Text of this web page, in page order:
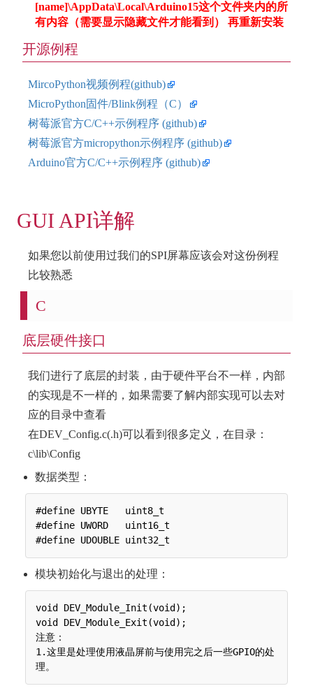
[name]\AppData\Local\Arduino15这个文件夹内的所
有内容（需要显示隐藏文件才能看到） 再重新安装
开源例程
MircoPython视频例程(github)
MicroPython固件/Blink例程（C）
树莓派官方C/C++示例程序 (github)
树莓派官方micropython示例程序 (github)
Arduino官方C/C++示例程序 (github)
GUI API详解
如果您以前使用过我们的SPI屏幕应该会对这份例程
比较熟悉
C
底层硬件接口
我们进行了底层的封装，由于硬件平台不一样，内部
的实现是不一样的，如果需要了解内部实现可以去对
应的目录中查看
在DEV_Config.c(.h)可以看到很多定义，在目录：
c\lib\Config
数据类型：
#define UBYTE   uint8_t
#define UWORD   uint16_t
模块初始化与退出的处理：
void DEV_Module_Init(void);
void DEV_Module_Exit(void);
注意：
1.这里是处理使用液晶屏前与使用完之后一些GPIO的处